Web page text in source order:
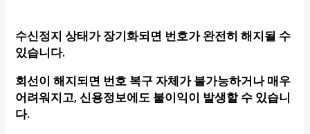
수신정지 상태가 장기화되면 번호가 완전히 해지될 수
있습니다.
회선이 해지되면 번호 복구 자체가 불가능하거나 매우
어려워지고, 신용정보에도 불이익이 발생할 수 있습니
다.